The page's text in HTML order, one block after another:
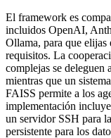
El framework es
incluidos OpenAI,
Ollama, para que elijas
requisitos. La
complejas se deleguen
mientras que un
FAISS permite a los
implementación
un servidor SSH para
persistente para los